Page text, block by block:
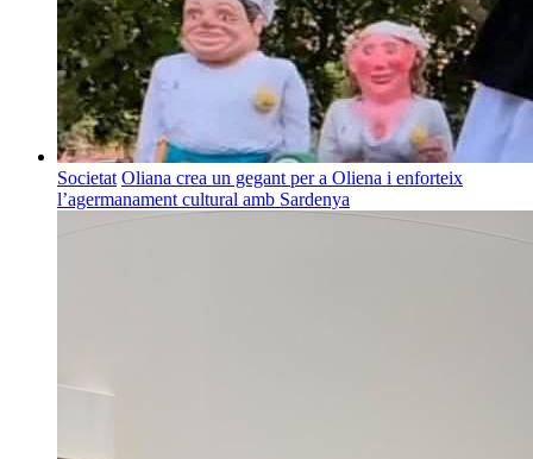
Societat Oliana crea un gegant per a Oliena i enforteix
l’agermanament cultural amb Sardenya